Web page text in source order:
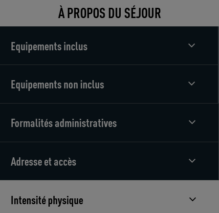
À PROPOS DU SÉJOUR
Equipements inclus
Equipements non inclus
Formalités administratives
Adresse et accès
Intensité physique